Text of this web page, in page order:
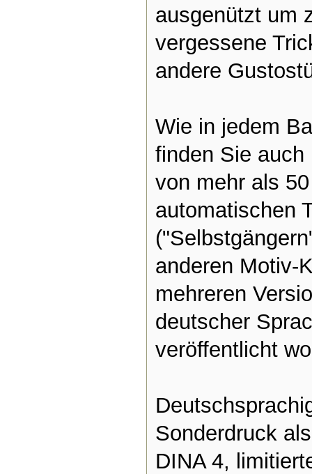
ausgenützt um
vergessene
andere
Wie in jedem
finden Sie
von mehr als
automatischen
anderen Motiv-
mehreren
deutscher
veröffentlicht
Sonderdruck
DINA 4,